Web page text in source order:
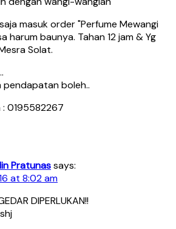
masuk order "Perfume Mewangi
harum baunya. Tahan 12 jam & Yg
Solat.
pendapatan boleh..
0195582267
Pratunassays:
at 8:02 am
DIPERLUKAN!!